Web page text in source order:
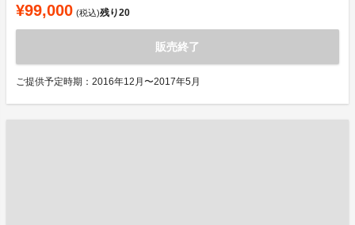
¥99,000 (税込)残り20
販売終了
ご提供予定時期：2016年12月〜2017年5月